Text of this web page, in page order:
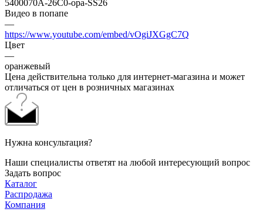
5400070A-26C0-ора-SS26
Видео в попапе
—
https://www.youtube.com/embed/vOgiJXGgC7Q
Цвет
—
оранжевый
Цена действительна только для интернет-магазина и может
отличаться от цен в розничных магазинах
Нужна консультация?
Наши специалисты ответят на любой интересующий вопрос
Задать вопрос
Каталог
Распродажа
Компания